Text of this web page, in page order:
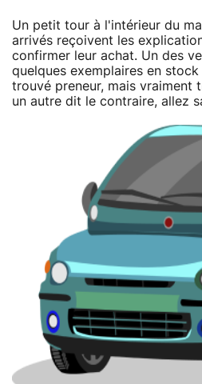
Un petit tour à l'intérieur du
arrivés reçoivent les
confirmer leur achat. Un des
quelques exemplaires en
trouvé preneur, mais vraiment
un autre dit le contraire, allez